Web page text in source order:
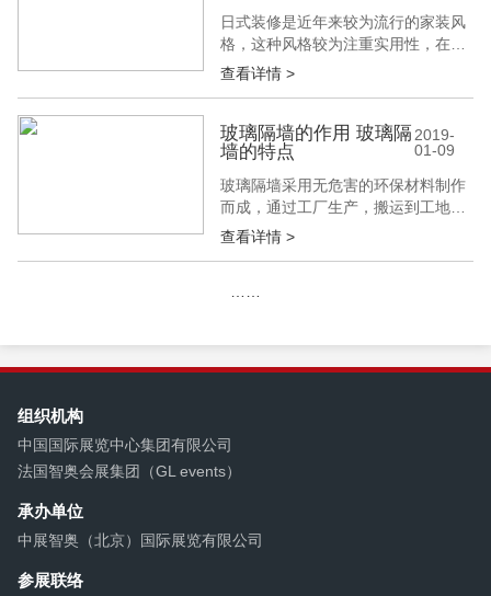
做三聚氰胺板。那么免漆板的制作工
艺有哪些呢?它的材质和结构又有哪
些呢?下面建...
日式装修是近年来较为流行的家装风
格，这种风格较为注重实用性，在外
观上采用简朴和自然的装修理念为
北京建材展就带您了解一下。 日式风
格墙面怎么装修? 1、铺墙纸 在不少
的和式装修中，大多数人也会选择更
加环保实用的壁纸来铺贴墙面，其
中，装修...
查看详情 >
玻璃隔墙的作用 玻璃隔
墙的特点
2019-
01-09
玻璃隔墙采用无危害的环保材料制作
而成，通过工厂生产，搬运到工地后
直接施工拼装，不会造成现场油污污
简单，快捷，而且它可以随意的拆
查看详情 >
组织机构
中国国际展览中心集团有限公司
法国智奥会展集团（GL events）
承办单位
中展智奥（北京）国际展览有限公司
参展联络